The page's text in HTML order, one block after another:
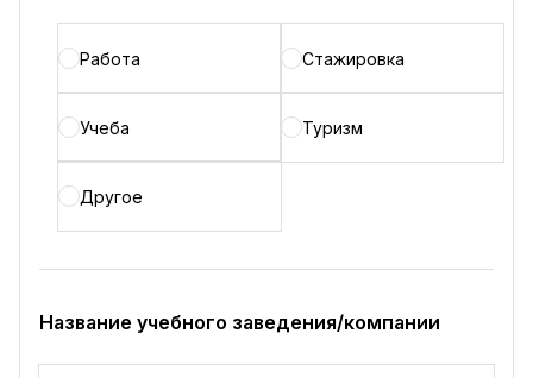
Работа Стажировка
Учеба Туризм
Другое
Название учебного заведения/компании